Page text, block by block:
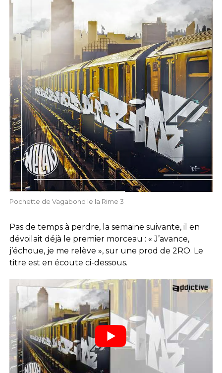
Pochette de Vagabond le la Rime 3
Pas de temps à perdre, la semaine suivante, il en
dévoilait déjà le premier morceau : « J’avance,
j’échoue, je me relève », sur une prod de 2RO. Le
titre est en écoute ci-dessous.